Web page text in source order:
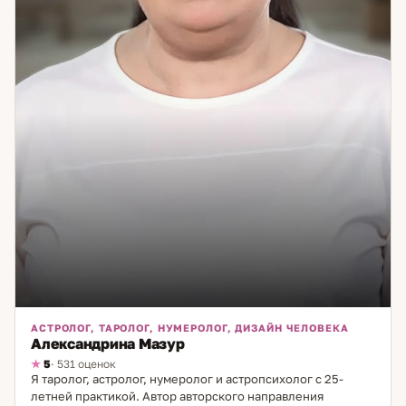
АСТРОЛОГ, ТАРОЛОГ, НУМЕРОЛОГ, ДИЗАЙН ЧЕЛОВЕКА
Александрина Мазур
5· 531 оценок
Я таролог, астролог, нумеролог и астропсихолог с 25-
летней практикой. Автор авторского направления